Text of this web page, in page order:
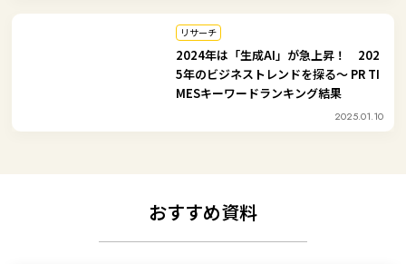
リサーチ
2024年は「生成AI」が急上昇！ 202
5年のビジネストレンドを探る～ PR TI
MESキーワードランキング結果
2025.01.10
おすすめ資料